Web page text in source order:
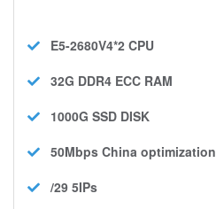
E5-2680V4*2 CPU
32G DDR4 ECC RAM
1000G SSD DISK
50Mbps China optimization
/29 5IPs